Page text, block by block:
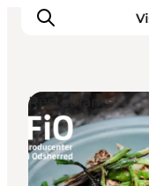
Events
Erlebnisse
Restaurants